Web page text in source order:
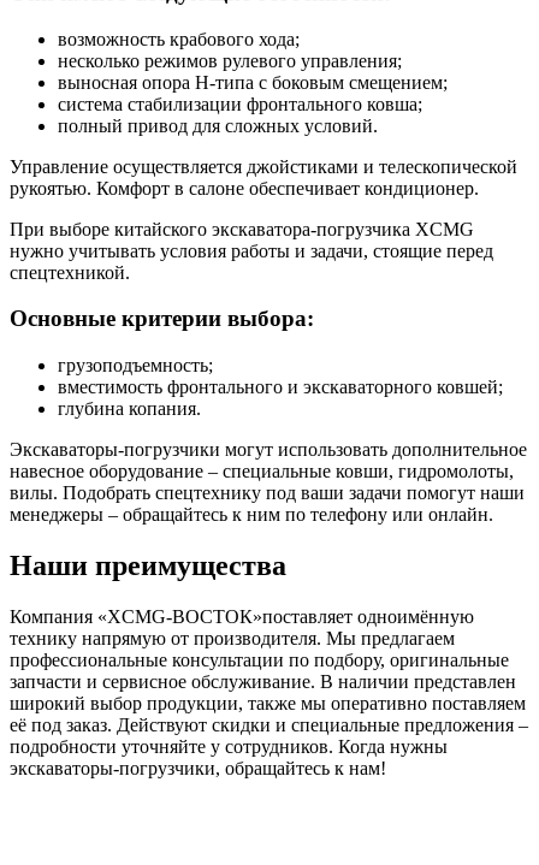
возможность крабового хода;
несколько режимов рулевого управления;
выносная опора H-типа с боковым смещением;
система стабилизации фронтального ковша;
полный привод для сложных условий.
Управление осуществляется джойстиками и телескопической
рукоятью. Комфорт в салоне обеспечивает кондиционер.
При выборе китайского экскаватора-погрузчика XCMG
нужно учитывать условия работы и задачи, стоящие перед
спецтехникой.
Основные критерии выбора:
грузоподъемность;
вместимость фронтального и экскаваторного ковшей;
глубина копания.
Экскаваторы-погрузчики могут использовать дополнительное
навесное оборудование – специальные ковши, гидромолоты,
вилы. Подобрать спецтехнику под ваши задачи помогут наши
менеджеры – обращайтесь к ним по телефону или онлайн.
Наши преимущества
Компания «XCMG-ВОСТОК»поставляет одноимённую
технику напрямую от производителя. Мы предлагаем
профессиональные консультации по подбору, оригинальные
запчасти и сервисное обслуживание. В наличии представлен
широкий выбор продукции, также мы оперативно поставляем
её под заказ. Действуют скидки и специальные предложения –
подробности уточняйте у сотрудников. Когда нужны
экскаваторы-погрузчики, обращайтесь к нам!